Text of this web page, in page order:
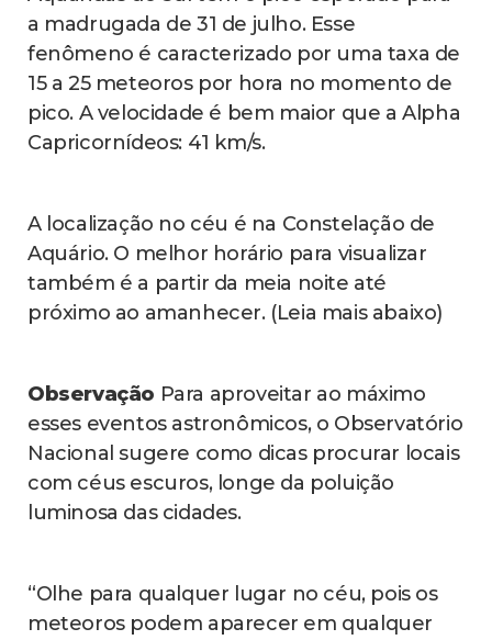
a madrugada de 31 de julho. Esse
fenômeno é caracterizado por uma taxa de
15 a 25 meteoros por hora no momento de
pico. A velocidade é bem maior que a Alpha
Capricornídeos: 41 km/s.
A localização no céu é na Constelação de
Aquário. O melhor horário para visualizar
também é a partir da meia noite até
próximo ao amanhecer. (Leia mais abaixo)
Observação Para aproveitar ao máximo
esses eventos astronômicos, o Observatório
Nacional sugere como dicas procurar locais
com céus escuros, longe da poluição
luminosa das cidades.
“Olhe para qualquer lugar no céu, pois os
meteoros podem aparecer em qualquer